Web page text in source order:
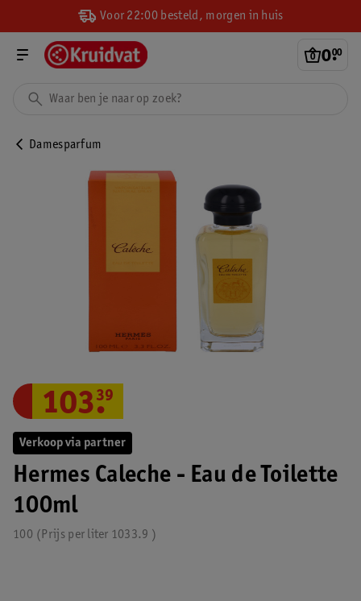
Voor 22:00 besteld, morgen in huis
0.
00
Damesparfum
Verkoop via partner
Hermes Caleche - Eau de Toilette
100ml
100 1033.9
Prijs per liter
103.
39